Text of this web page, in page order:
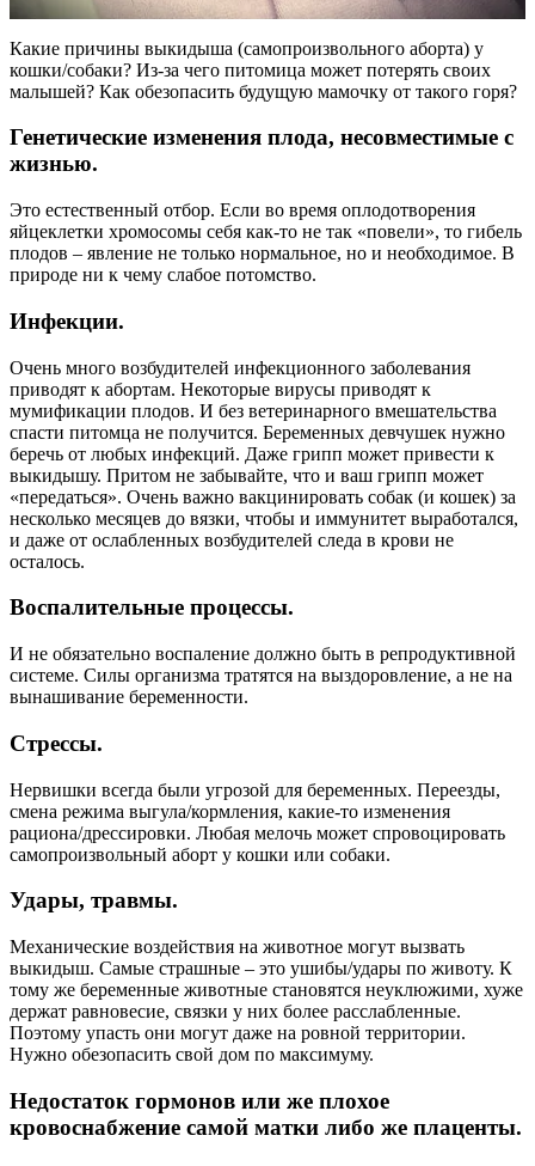
Какие причины выкидыша (самопроизвольного аборта) у
кошки/собаки? Из-за чего питомица может потерять своих
малышей? Как обезопасить будущую мамочку от такого горя?
Генетические изменения плода, несовместимые с
жизнью.
Это естественный отбор. Если во время оплодотворения
яйцеклетки хромосомы себя как-то не так «повели», то гибель
плодов – явление не только нормальное, но и необходимое. В
природе ни к чему слабое потомство.
Инфекции.
Очень много возбудителей инфекционного заболевания
приводят к абортам. Некоторые вирусы приводят к
мумификации плодов. И без ветеринарного вмешательства
спасти питомца не получится. Беременных девчушек нужно
беречь от любых инфекций. Даже грипп может привести к
выкидышу. Притом не забывайте, что и ваш грипп может
«передаться». Очень важно вакцинировать собак (и кошек) за
несколько месяцев до вязки, чтобы и иммунитет выработался,
и даже от ослабленных возбудителей следа в крови не
осталось.
Воспалительные процессы.
И не обязательно воспаление должно быть в репродуктивной
системе. Силы организма тратятся на выздоровление, а не на
вынашивание беременности.
Стрессы.
Нервишки всегда были угрозой для беременных. Переезды,
смена режима выгула/кормления, какие-то изменения
рациона/дрессировки. Любая мелочь может спровоцировать
самопроизвольный аборт у кошки или собаки.
Удары, травмы.
Механические воздействия на животное могут вызвать
выкидыш. Самые страшные – это ушибы/удары по животу. К
тому же беременные животные становятся неуклюжими, хуже
держат равновесие, связки у них более расслабленные.
Поэтому упасть они могут даже на ровной территории.
Нужно обезопасить свой дом по максимуму.
Недостаток гормонов или же плохое
кровоснабжение самой матки либо же плаценты.